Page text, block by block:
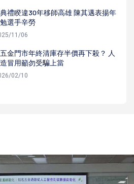
禮睽違30年移師高雄 陳其邁表揚年
選手辛勞
11/06
金門市年終清庫存半價再下殺？ 人
冒用籲勿受騙上當
02/10